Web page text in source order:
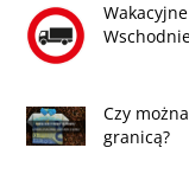
Czy
granicą?